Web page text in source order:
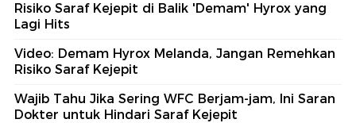
Risiko Saraf Kejepit di Balik 'Demam' Hyrox yang
Lagi Hits
Video: Demam Hyrox Melanda, Jangan Remehkan
Risiko Saraf Kejepit
Wajib Tahu Jika Sering WFC Berjam-jam, Ini Saran
Dokter untuk Hindari Saraf Kejepit